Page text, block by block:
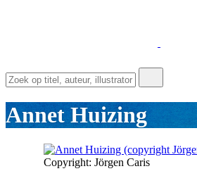
Annet Huizing
Copyright: Jörgen Caris